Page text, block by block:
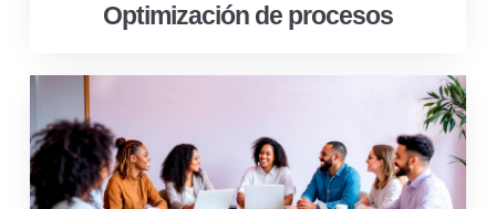
Optimización de procesos